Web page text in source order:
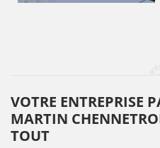
VOTRE ENTREPRISE
MARTIN
TOUT